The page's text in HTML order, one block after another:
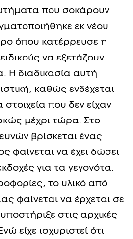
που σοκάρουν
εκ νέου
όπου κατέρρευσε η
να εξετάζουν
Η διαδικασία αυτή
καθώς ενδέχεται
που δεν είχαν
μέχρι τώρα. Στο
βρίσκεται ένας
φαίνεται να έχει δώσει
για τα γεγονότα.
το υλικό από
φαίνεται να έρχεται σε
στις αρχικές
είχε ισχυριστεί ότι